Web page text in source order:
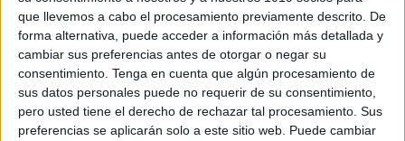
que llevemos a cabo el procesamiento previamente descrito. De
forma alternativa, puede acceder a información más detallada y
cambiar sus preferencias antes de otorgar o negar su
consentimiento. Tenga en cuenta que algún procesamiento de
sus datos personales puede no requerir de su consentimiento,
pero usted tiene el derecho de rechazar tal procesamiento. Sus
preferencias se aplicarán solo a este sitio web. Puede cambiar
Publicado el 23 noviembre, 2017
El Ciclo de Aprendizaje es una metodología para
planificar las clases de ciencias que esta basada en la
teoría de Piaget y el modelo de aprendizaje propuesto
por David Kolb […]